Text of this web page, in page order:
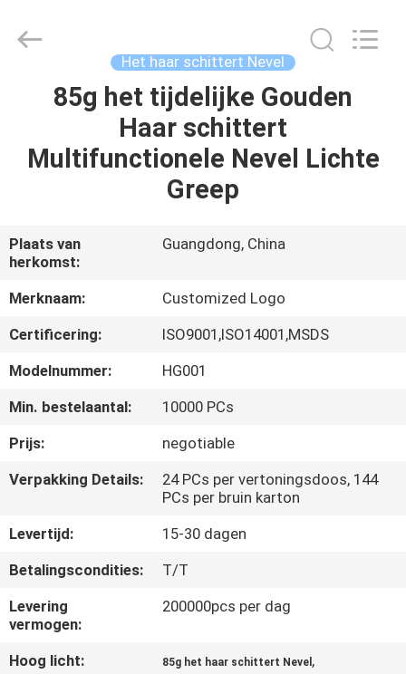
THUIS
PRODUCTEN
OVER
ONS
FABRIEKSREIS
KWALITEITSCONTROLE
CONTACTEER
NIEUWS
ALLE
GEVALLEN
Fine
Het haar schittert Nevel
85g het tijdelijke Gouden
Haar schittert
Multifunctionele Nevel Lichte
Greep
Plaats van
herkomst:
Guangdong, China
Merknaam:
Customized Logo
Certificering:
ISO9001,ISO14001,MSDS
Modelnummer:
HG001
Min. bestelaantal:
10000 PCs
Prijs:
negotiable
Verpakking Details:
24 PCs per vertoningsdoos, 144
PCs per bruin karton
Levertijd:
15-30 dagen
Betalingscondities:
T/T
Levering
vermogen:
200000pcs per dag
Hoog licht: 85g het haar schittert Nevel ,